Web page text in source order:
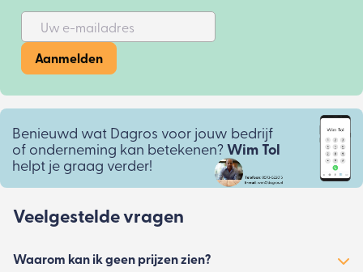
Uw e-mailadres
Aanmelden
Benieuwd wat Dagros voor jouw bedrijf
of onderneming kan betekenen? Wim Tol
helpt je graag verder!
Veelgestelde vragen
Waarom kan ik geen prijzen zien?